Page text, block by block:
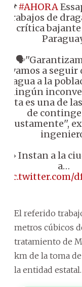
📌#AHORA
trabajos de
crítica
vamos a
agua a la
ningún
esta es una de
de
justamente'',
🔹Instan a la
a…
pic.twitter.com/
El referido
metros cúbicos
tratamiento de
km de la toma
la entidad estatal.